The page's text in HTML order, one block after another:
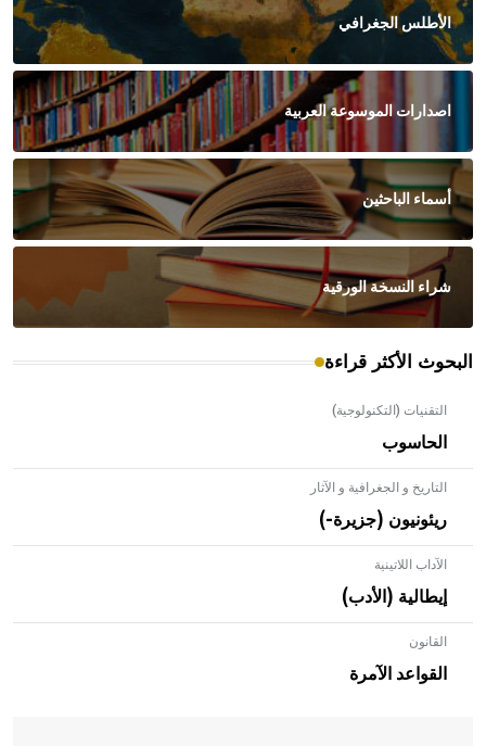
الأطلس الجغرافي
اصدارات الموسوعة العربية
أسماء الباحثين
شراء النسخة الورقية
البحوث الأكثر قراءة
التقنيات (التكنولوجية)
الحاسوب
التاريخ و الجغرافية و الآثار
ريئونيون (جزيرة-)
الآداب اللاتينية
إيطالية (الأدب)
القانون
القواعد الآمرة
- هل تعلم أن الأبلق نوع من الفنون الهندسية التي ارتبطت
بالعمارة الإسلامية في بلاد الشام ومصر خاصة، حيث يحرص
المعمار على بناء مداميكه وخاصة في الواجهات